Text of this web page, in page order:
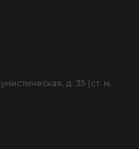
д. 35 (ст. м.